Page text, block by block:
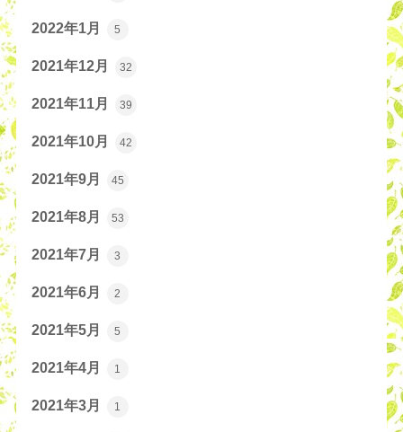
2022年1月 5
2021年12月 32
2021年11月 39
2021年10月 42
2021年9月 45
2021年8月 53
2021年7月 3
2021年6月 2
2021年5月 5
2021年4月 1
2021年3月 1